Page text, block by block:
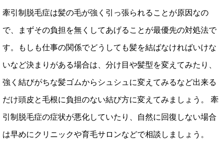
牽引制脱毛症は髪の毛が強く引っ張られることが原因なの
で、まずその負担を無くしてあげることが最優先の対処法で
す。もしも仕事の関係でどうしても髪を結ばなければいけな
いなど決まりがある場合は、分け目や髪型を変えてみたり、
強く結びがちな髪ゴムからシュシュに変えてみるなど出来る
だけ頭皮と毛根に負担のない結び方に変えてみましょう。 牽
引制脱毛症の症状が悪化していたり、自然に回復しない場合
は早めにクリニックや育毛サロンなどで相談しましょう。